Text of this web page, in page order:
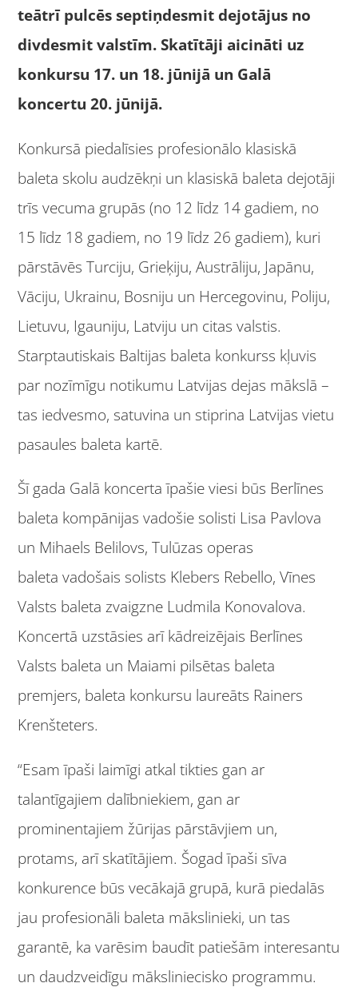
teātrī pulcēs septiņdesmit dejotājus no
divdesmit valstīm. Skatītāji aicināti uz
konkursu 17. un 18. jūnijā un Galā
koncertu 20. jūnijā.
Konkursā piedalīsies profesionālo klasiskā
baleta skolu audzēkņi un klasiskā baleta dejotāji
trīs vecuma grupās (no 12 līdz 14 gadiem, no
15 līdz 18 gadiem, no 19 līdz 26 gadiem), kuri
pārstāvēs Turciju, Grieķiju, Austrāliju, Japānu,
Vāciju, Ukrainu, Bosniju un Hercegovinu, Poliju,
Lietuvu, Igauniju, Latviju un citas valstis.
Starptautiskais Baltijas baleta konkurss kļuvis
par nozīmīgu notikumu Latvijas dejas mākslā –
tas iedvesmo, satuvina un stiprina Latvijas vietu
pasaules baleta kartē.
Šī gada Galā koncerta īpašie viesi būs Berlīnes
baleta kompānijas vadošie solisti Lisa Pavlova
un Mihaels Belilovs, Tulūzas operas
baleta vadošais solists Klebers Rebello, Vīnes
Valsts baleta zvaigzne Ludmila Konovalova.
Koncertā uzstāsies arī kādreizējais Berlīnes
Valsts baleta un Maiami pilsētas baleta
premjers, baleta konkursu laureāts Rainers
Krenšteters.
“Esam īpaši laimīgi atkal tikties gan ar
talantīgajiem dalībniekiem, gan ar
prominentajiem žūrijas pārstāvjiem un,
protams, arī skatītājiem. Šogad īpaši sīva
konkurence būs vecākajā grupā, kurā piedalās
jau profesionāli baleta mākslinieki, un tas
garantē, ka varēsim baudīt patiešām interesantu
un daudzveidīgu māksliniecisko programmu.